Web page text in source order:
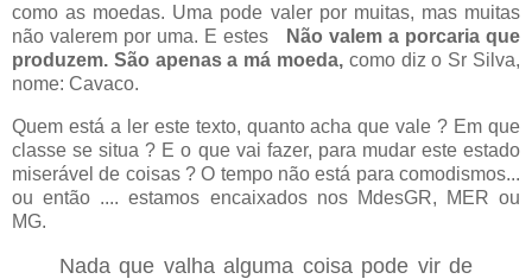
como as moedas. Uma pode valer por muitas, mas muitas
não valerem por uma. E estes
Não valem a porcaria que
produzem. São apenas a má moeda, como diz o Sr Silva,
nome: Cavaco.
Quem está a ler este texto, quanto acha que vale ? Em que
classe se situa ? E o que vai fazer, para mudar este estado
miserável de coisas ? O tempo não está para comodismos...
ou então .... estamos encaixados nos MdesGR, MER ou
MG.
Nada que valha alguma coisa pode vir de